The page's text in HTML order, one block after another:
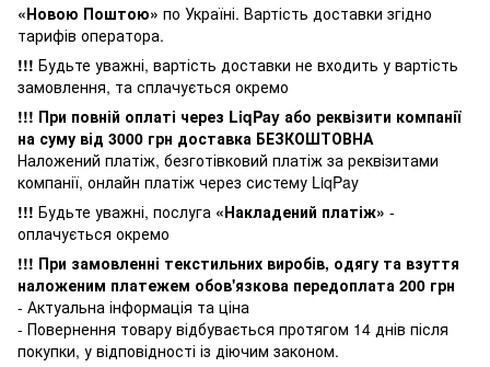
«Новою Поштою» по Україні. Вартість доставки згідно
тарифів оператора.
!!! Будьте уважні, вартість доставки не входить у вартість
замовлення, та сплачується окремо
!!! При повній оплаті через LiqPay або реквізити компанії
на суму від 3000 грн доставка БЕЗКОШТОВНА
Наложений платіж, безготівковий платіж за реквізитами
компанії, онлайн платіж через систему LiqPay
!!! Будьте уважні, послуга «Накладений платіж» -
оплачується окремо
!!! При замовленні текстильних виробів, одягу та взуття
наложеним платежем обов'язкова передоплата 200 грн
- Актуальна інформація та ціна
- Повернення товару відбувається протягом 14 днів після
покупки, у відповідності із діючим законом.